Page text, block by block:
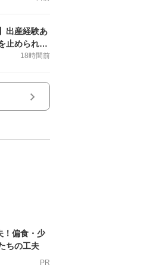
出産経験あ
止められ＜
18時間前
！偏食・少
ちの工夫
PR